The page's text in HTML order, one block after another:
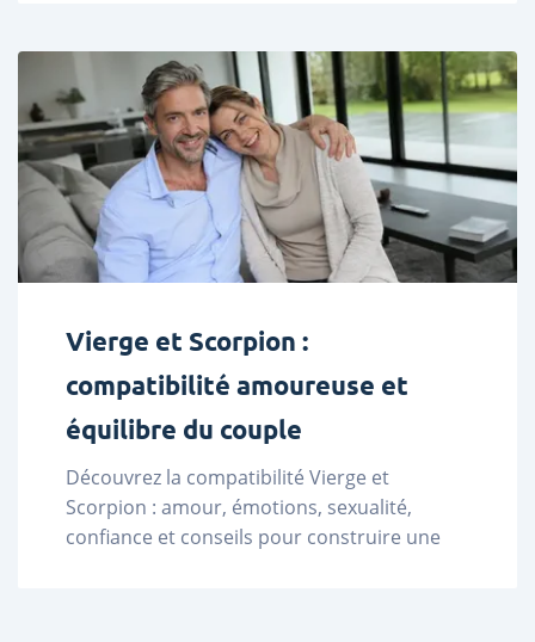
Vierge et Scorpion :
compatibilité amoureuse et
équilibre du couple
Découvrez la compatibilité Vierge et
Scorpion : amour, émotions, sexualité,
confiance et conseils pour construire une